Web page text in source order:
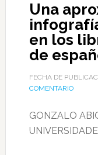
Una
en los
de
FECHA DE
COMENTARIO
GONZALO